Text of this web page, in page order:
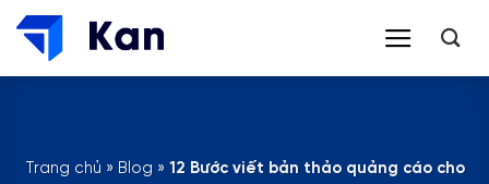
Bỏ
qua
nội
Trang chủ » Blog » 12 Bước viết bản thảo quảng cáo cho